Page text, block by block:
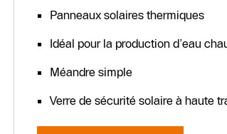
Panneaux solaires thermiques
Idéal pour la production d’eau
Méandre simple
Verre de sécurité solaire à haute